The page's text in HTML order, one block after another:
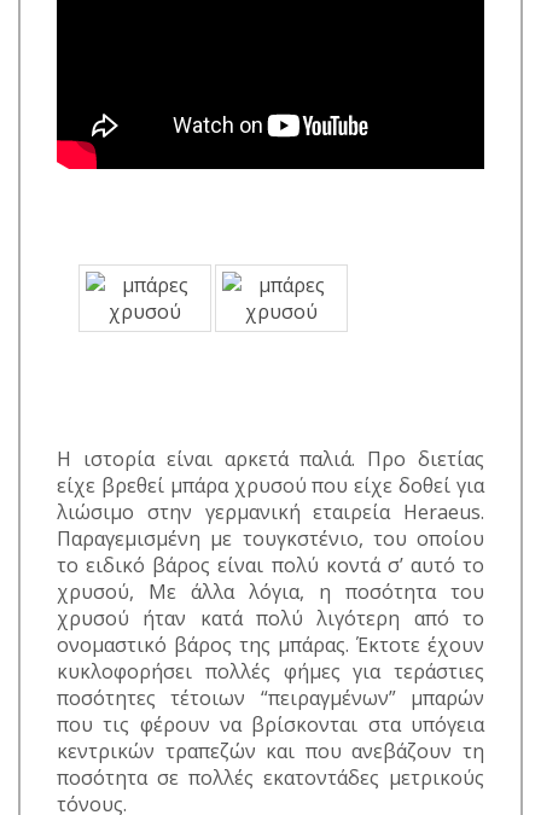
Η ιστορία είναι αρκετά παλιά. Προ διετίας
είχε βρεθεί μπάρα χρυσού που είχε δοθεί για
λιώσιμο στην γερμανική εταιρεία Heraeus.
Παραγεμισμένη με τουγκστένιο, του οποίου
το ειδικό βάρος είναι πολύ κοντά σ’ αυτό το
χρυσού, Με άλλα λόγια, η ποσότητα του
χρυσού ήταν κατά πολύ λιγότερη από το
ονομαστικό βάρος της μπάρας. Έκτοτε έχουν
κυκλοφορήσει πολλές φήμες για τεράστιες
ποσότητες τέτοιων “πειραγμένων” μπαρών
που τις φέρουν να βρίσκονται στα υπόγεια
κεντρικών τραπεζών και που ανεβάζουν τη
ποσότητα σε πολλές εκατοντάδες μετρικούς
τόνους.